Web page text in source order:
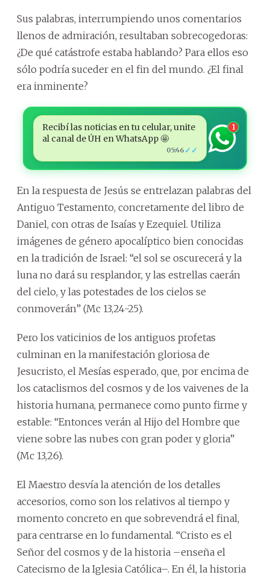
Sus palabras, interrumpiendo unos comentarios
llenos de admiración, resultaban sobrecogedoras:
¿De qué catástrofe estaba hablando? Para ellos eso
sólo podría suceder en el fin del mundo. ¿El final
era inminente?
Recibí las noticias en tu celular, unite
al canal de ÚH en WhatsApp 🤩
05:46 ✓✓
1
En la respuesta de Jesús se entrelazan palabras del
Antiguo Testamento, concretamente del libro de
Daniel, con otras de Isaías y Ezequiel. Utiliza
imágenes de género apocalíptico bien conocidas
en la tradición de Israel: “el sol se oscurecerá y la
luna no dará su resplandor, y las estrellas caerán
del cielo, y las potestades de los cielos se
conmoverán” (Mc 13,24-25).
Pero los vaticinios de los antiguos profetas
culminan en la manifestación gloriosa de
Jesucristo, el Mesías esperado, que, por encima de
los cataclismos del cosmos y de los vaivenes de la
historia humana, permanece como punto firme y
estable: “Entonces verán al Hijo del Hombre que
viene sobre las nubes con gran poder y gloria”
(Mc 13,26).
El Maestro desvía la atención de los detalles
accesorios, como son los relativos al tiempo y
momento concreto en que sobrevendrá el final,
para centrarse en lo fundamental. “Cristo es el
Señor del cosmos y de la historia –enseña el
Catecismo de la Iglesia Católica–. En él, la historia